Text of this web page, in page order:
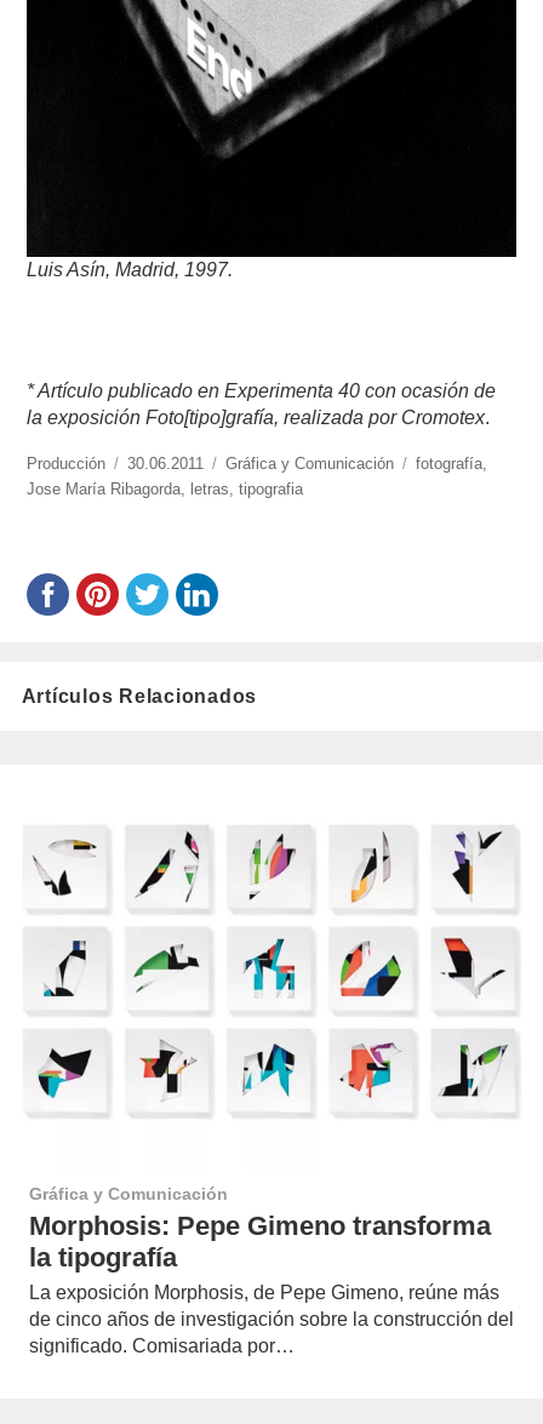
Luis Asín, Madrid, 1997.
* Artículo publicado en Experimenta 40 con ocasión de
la exposición Foto[tipo]grafía, realizada por Cromotex.
https://www.experimenta.es/author/produccion/
Producción
Publicado
el
30.06.2011 Categorías
Gráfica y Comunicación Etiquetas
fotografía,
Jose María Ribagorda, letras,tipografia
Artículos Relacionados
Gráfica y Comunicación
Morphosis: Pepe Gimeno transforma
la tipografía
La exposición Morphosis, de Pepe Gimeno, reúne más
de cinco años de investigación sobre la construcción del
significado. Comisariada por…